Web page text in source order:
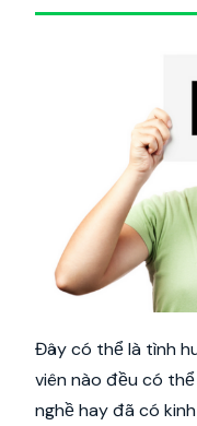
Đây có thể là tình
viên nào đều có
nghề hay đã có